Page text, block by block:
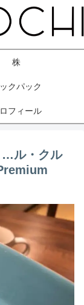
株
クパック
フィール
…ル・クル